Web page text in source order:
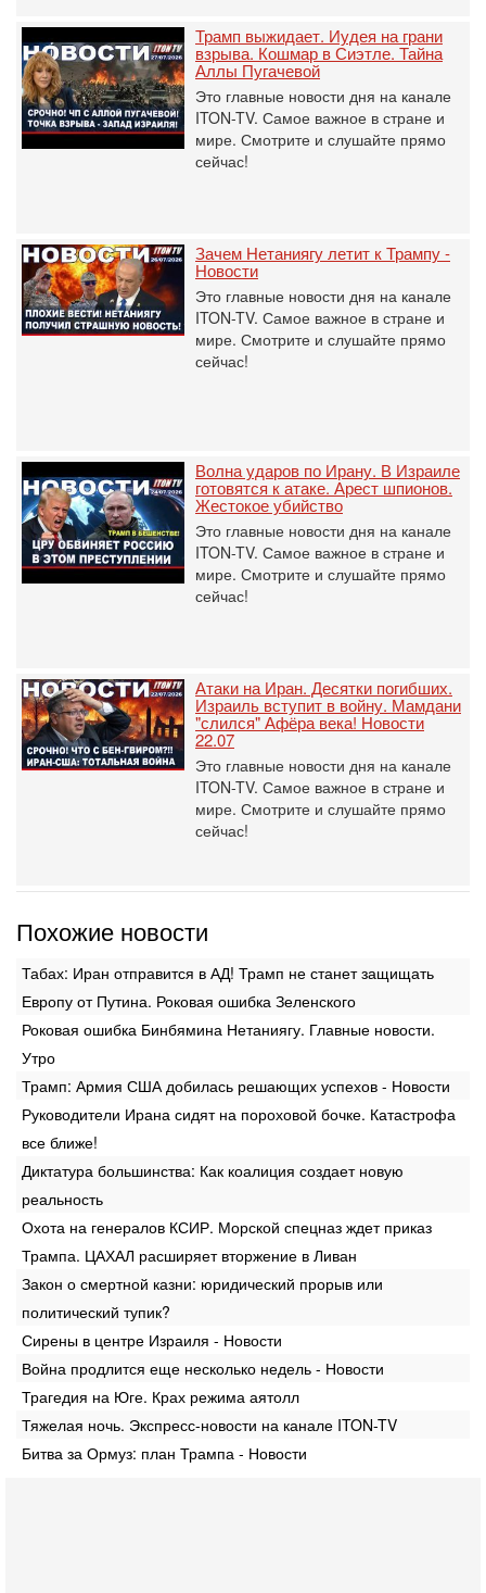
Трамп выжидает. Иудея на грани
взрыва. Кошмар в Сиэтле. Тайна
Аллы Пугачевой
Это главные новости дня на канале
ITON-TV. Самое важное в стране и
мире. Смотрите и слушайте прямо
сейчас!
Зачем Нетаниягу летит к Трампу -
Новости
Это главные новости дня на канале
ITON-TV. Самое важное в стране и
мире. Смотрите и слушайте прямо
сейчас!
Волна ударов по Ирану. В Израиле
готовятся к атаке. Арест шпионов.
Жестокое убийство
Это главные новости дня на канале
ITON-TV. Самое важное в стране и
мире. Смотрите и слушайте прямо
сейчас!
Атаки на Иран. Десятки погибших.
Израиль вступит в войну. Мамдани
"слился" Афёра века! Новости
22.07
Это главные новости дня на канале
ITON-TV. Самое важное в стране и
мире. Смотрите и слушайте прямо
сейчас!
Похожие новости
Табах: Иран отправится в АД! Трамп не станет защищать
Европу от Путина. Роковая ошибка Зеленского
Роковая ошибка Бинбямина Нетаниягу. Главные новости.
Утро
Трамп: Армия США добилась решающих успехов - Новости
Руководители Ирана сидят на пороховой бочке. Катастрофа
все ближе!
Диктатура большинства: Как коалиция создает новую
реальность
Охота на генералов КСИР. Морской спецназ ждет приказ
Трампа. ЦАХАЛ расширяет вторжение в Ливан
Закон о смертной казни: юридический прорыв или
политический тупик?
Сирены в центре Израиля - Новости
Война продлится еще несколько недель - Новости
Трагедия на Юге. Крах режима аятолл
Тяжелая ночь. Экспресс-новости на канале ITON-TV
Битва за Ормуз: план Трампа - Новости